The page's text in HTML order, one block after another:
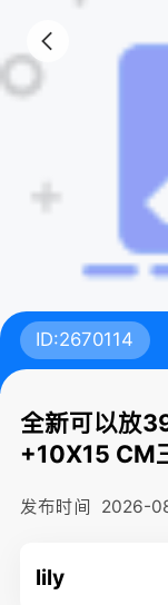
ID:2670114
全新可以放
+10X15 CM
发布时间 2026-
lily